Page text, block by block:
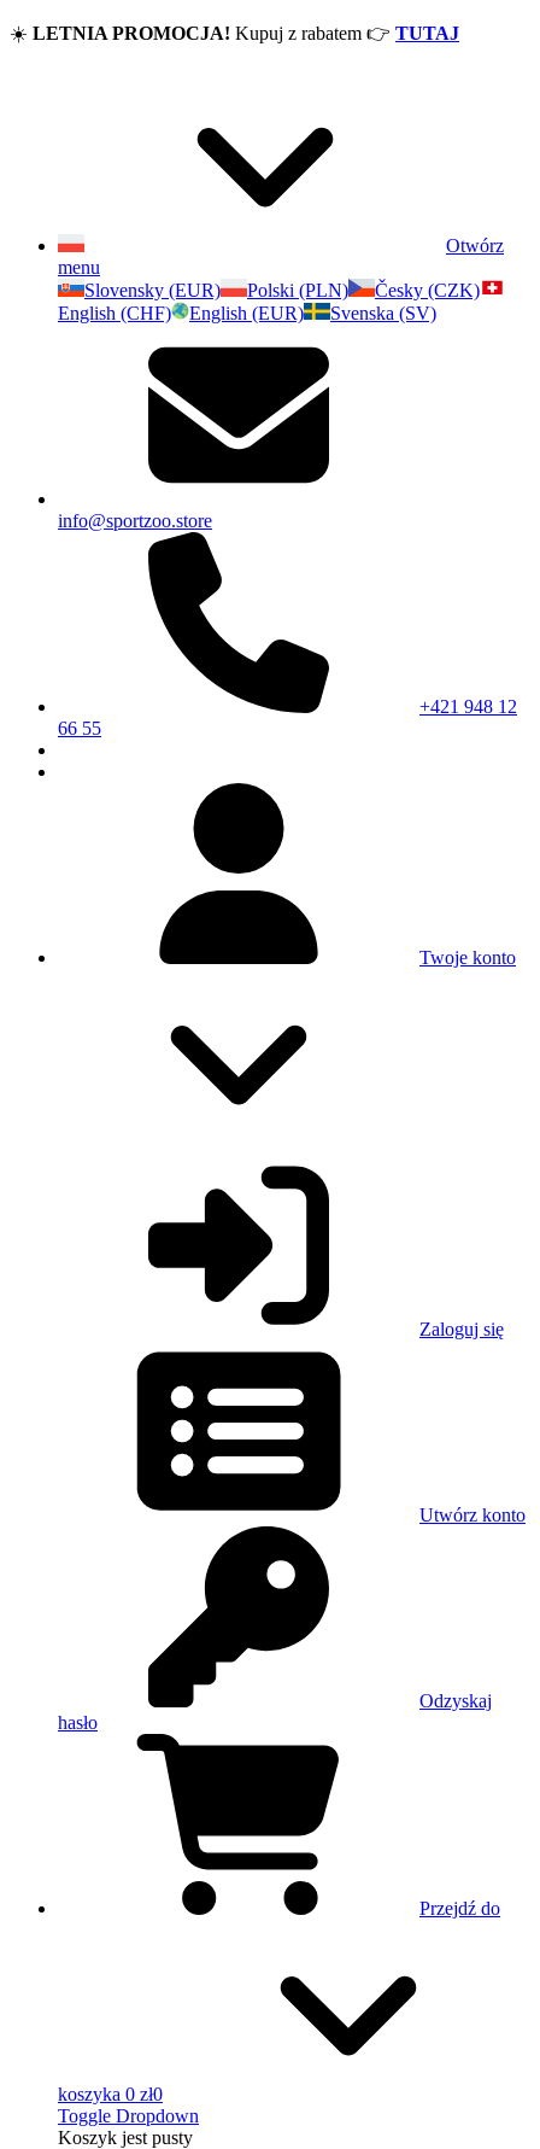
☀️ LETNIA PROMOCJA! Kupuj z rabatem 👉 TUTAJ
Otwórz
menu
Slovensky (EUR)
Polski (PLN)
Česky (CZK)
English (CHF)
English (EUR) Svenska (SV)
info@sportzoo.store
+421 948 12
66 55
Twoje konto
Zaloguj się
Utwórz konto
Odzyskaj
hasło
Przejdź do
koszyka 0 zł0
Toggle Dropdown
Koszyk jest pusty